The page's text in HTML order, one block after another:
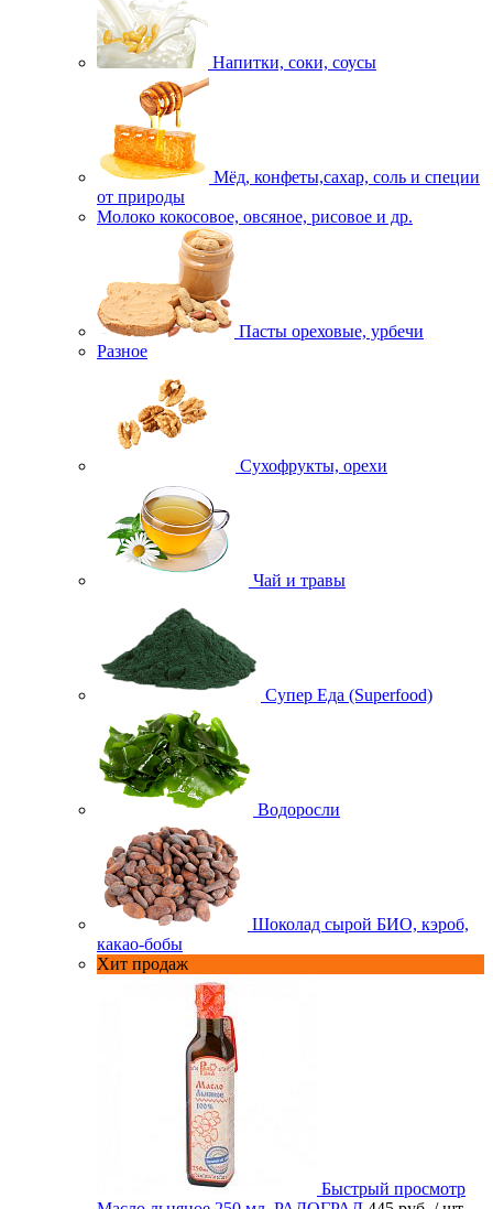
Напитки, соки, соусы
Мёд, конфеты,сахар, соль и специи
от природы
Молоко кокосовое, овсяное, рисовое и др.
Пасты ореховые, урбечи
Разное
Сухофрукты, орехи
Чай и травы
Супер Еда (Superfood)
Водоросли
Шоколад сырой БИО, кэроб,
какао-бобы
Хит продаж
Быстрый просмотр